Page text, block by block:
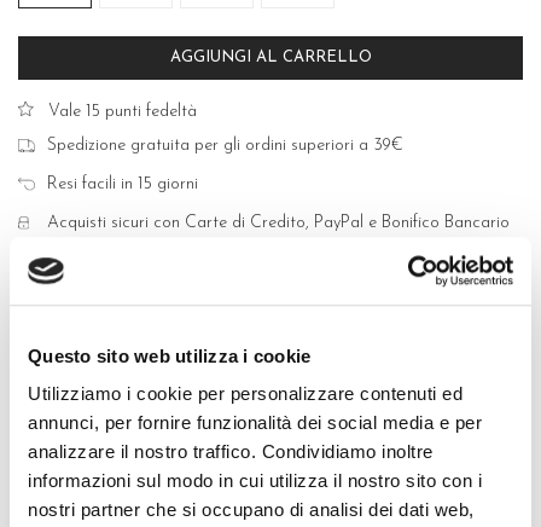
Questo sito web utilizza i cookie
Utilizziamo i cookie per personalizzare contenuti ed
annunci, per fornire funzionalità dei social media e per
analizzare il nostro traffico. Condividiamo inoltre
informazioni sul modo in cui utilizza il nostro sito con i
nostri partner che si occupano di analisi dei dati web,
AGGIUNGI AL CARRELLO
Vale 15 punti fedeltà
Spedizione gratuita per gli ordini superiori a 39€
Resi facili in 15 giorni
Acquisti sicuri con Carte di Credito, PayPal e Bonifico Bancario
QUALITÀ MADE IN ITALY
COMPOSIZIONE E LAVAGGIO